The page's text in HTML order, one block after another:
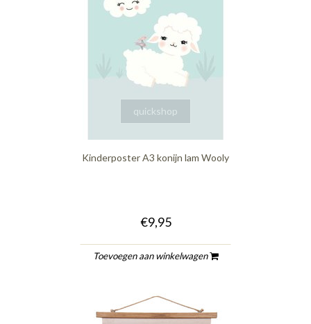
quickshop
Kinderposter A3 konijn lam Wooly
€9,95
Toevoegen aan winkelwagen